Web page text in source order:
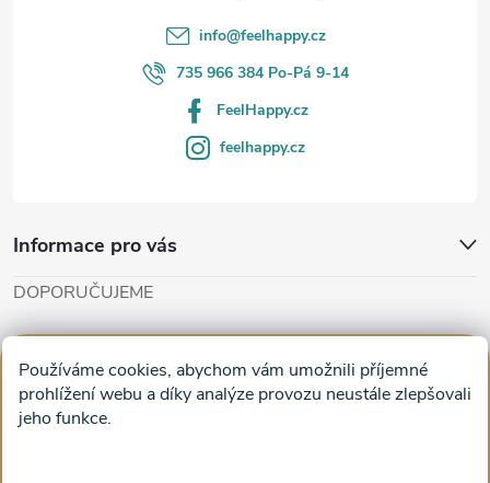
Používáme cookies, abychom vám umožnili příjemné
prohlížení webu a díky analýze provozu neustále zlepšovali
jeho funkce.
info@feelhappy.cz
735 966 384 Po-Pá 9-14
FeelHappy.cz
feelhappy.cz
Informace pro vás
DOPORUČUJEME
Obrazy na plátně na zeď a stěnu do obýváku
Facebook